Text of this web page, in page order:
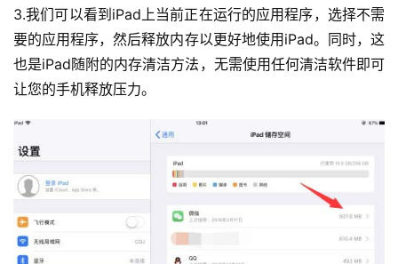
3.我们可以看到iPad上当前正在运行的应用程序，选择不需
要的应用程序，然后释放内存以更好地使用iPad。同时，这
也是iPad随附的内存清洁方法，无需使用任何清洁软件即可
让您的手机释放压力。